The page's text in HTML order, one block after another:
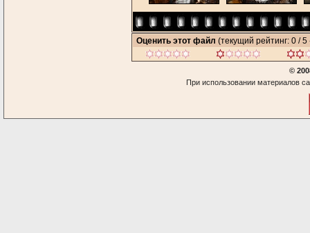
Оценить этот файл (текущий рейтинг: 0 / 5
©
При использовании материалов